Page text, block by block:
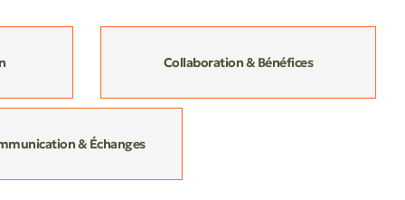
Collaboration & Bénéfices
& Échanges